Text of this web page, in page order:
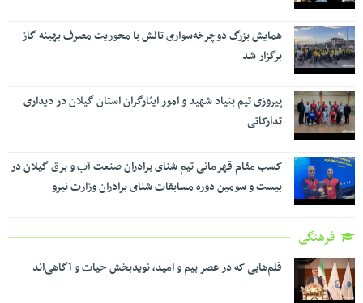
همایش بزرگ دوچرخه‌سواری تالش با محوریت مصرف بهینه گاز
برگزار شد
پیروزی تیم بنیاد شهید و امور ایثارگران استان گیلان در دیداری
تدارکاتی
کسب مقام قهرمانی تیم شنای برادران صنعت آب و برق گیلان در
بیست و سومین دوره مسابقات شنای برادران وزارت نیرو
فرهنگی
قلم‌هایی که در عصر بیم و امید، نویدبخش حیات و آگاهی‌اند